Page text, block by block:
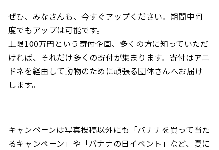
ぜひ、みなさんも、今すぐアップください。期間中何
度でもアップは可能です。
上限100万円という寄付企画、多くの方に知っていただ
ければ、それだけ多くの寄付が集まります。寄付はアニ
ドネを経由して動物のために頑張る団体さんへお届け
します。
キャンペーンは写真投稿以外にも「バナナを買って当た
るキャンペーン」や「バナナの日イベント」など、夏に